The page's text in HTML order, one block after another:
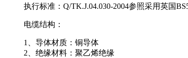
执行标准：Q/TK.J.04.030-2004参照采用英国
电缆结构：
1、导体材质：铜导体
2、绝缘材料：聚乙烯绝缘